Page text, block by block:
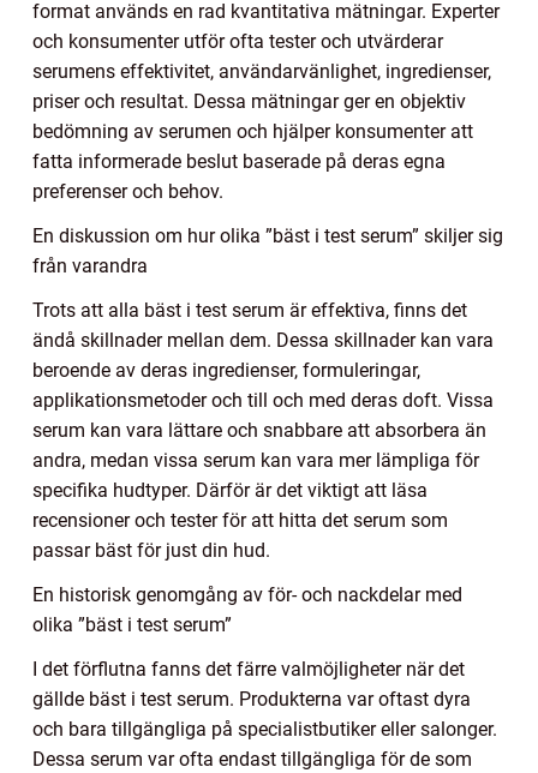
format används en rad kvantitativa mätningar. Experter
och konsumenter utför ofta tester och utvärderar
serumens effektivitet, användarvänlighet, ingredienser,
priser och resultat. Dessa mätningar ger en objektiv
bedömning av serumen och hjälper konsumenter att
fatta informerade beslut baserade på deras egna
preferenser och behov.
En diskussion om hur olika ”bäst i test serum” skiljer sig
från varandra
Trots att alla bäst i test serum är effektiva, finns det
ändå skillnader mellan dem. Dessa skillnader kan vara
beroende av deras ingredienser, formuleringar,
applikationsmetoder och till och med deras doft. Vissa
serum kan vara lättare och snabbare att absorbera än
andra, medan vissa serum kan vara mer lämpliga för
specifika hudtyper. Därför är det viktigt att läsa
recensioner och tester för att hitta det serum som
passar bäst för just din hud.
En historisk genomgång av för- och nackdelar med
olika ”bäst i test serum”
I det förflutna fanns det färre valmöjligheter när det
gällde bäst i test serum. Produkterna var oftast dyra
och bara tillgängliga på specialistbutiker eller salonger.
Dessa serum var ofta endast tillgängliga för de som